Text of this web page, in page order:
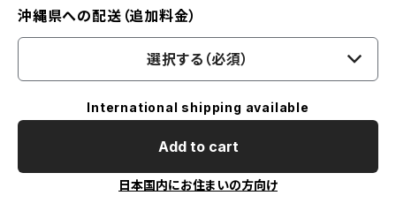
沖縄県への配送（追加料金）
選択する（必須）
International shipping available
Add to cart
日本国内にお住まいの方向け